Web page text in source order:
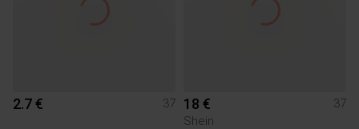
2.7 € 37 18 €
37
Shein